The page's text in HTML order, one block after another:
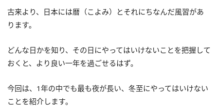
古来より、日本には暦（こよみ）とそれにちなんだ風習があ
ります。
どんな日かを知り、その日にやってはいけないことを把握して
おくと、より良い一年を過ごせるはず。
今回は、1年の中でも最も夜が長い、冬至にやってはいけない
ことを紹介します。